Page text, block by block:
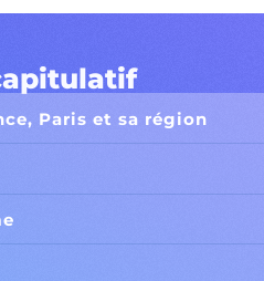
Paris et sa région